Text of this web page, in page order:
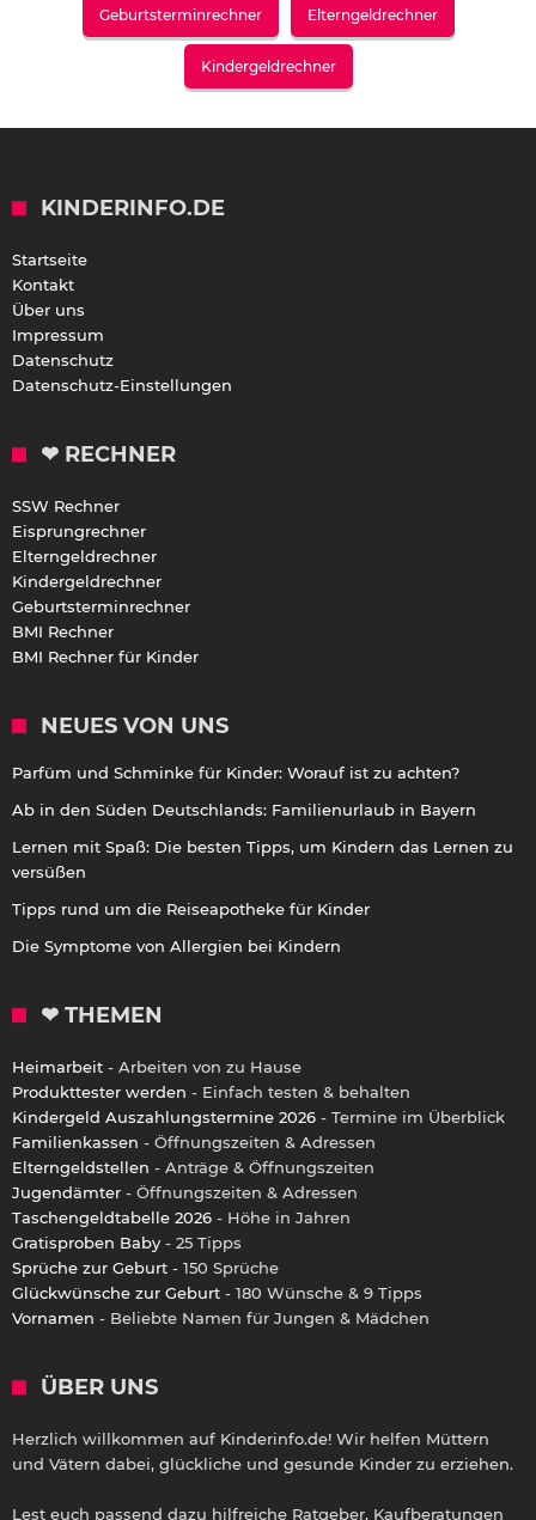
Geburtsterminrechner Elterngeldrechner
Kindergeldrechner
KINDERINFO.DE
Startseite
Kontakt
Über uns
Impressum
Datenschutz
Datenschutz-Einstellungen
❤ RECHNER
SSW Rechner
Eisprungrechner
Elterngeldrechner
Kindergeldrechner
Geburtsterminrechner
BMI Rechner
BMI Rechner für Kinder
NEUES VON UNS
Parfüm und Schminke für Kinder: Worauf ist zu achten?
Ab in den Süden Deutschlands: Familienurlaub in Bayern
Lernen mit Spaß: Die besten Tipps, um Kindern das Lernen zu
versüßen
Tipps rund um die Reiseapotheke für Kinder
Die Symptome von Allergien bei Kindern
❤ THEMEN
Heimarbeit - Arbeiten von zu Hause
Produkttester werden - Einfach testen & behalten
Kindergeld Auszahlungstermine 2026 - Termine im Überblick
Familienkassen - Öffnungszeiten & Adressen
Elterngeldstellen - Anträge & Öffnungszeiten
Jugendämter - Öffnungszeiten & Adressen
Taschengeldtabelle 2026 - Höhe in Jahren
Gratisproben Baby - 25 Tipps
Sprüche zur Geburt - 150 Sprüche
Glückwünsche zur Geburt - 180 Wünsche & 9 Tipps
Vornamen - Beliebte Namen für Jungen & Mädchen
ÜBER UNS
Herzlich willkommen auf Kinderinfo.de! Wir helfen Müttern
und Vätern dabei, glückliche und gesunde Kinder zu erziehen.
Lest euch passend dazu hilfreiche Ratgeber, Kaufberatungen